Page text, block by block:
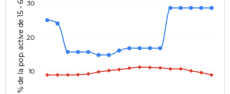
% de la pop. active de 15 - 64 ans 10
20
30